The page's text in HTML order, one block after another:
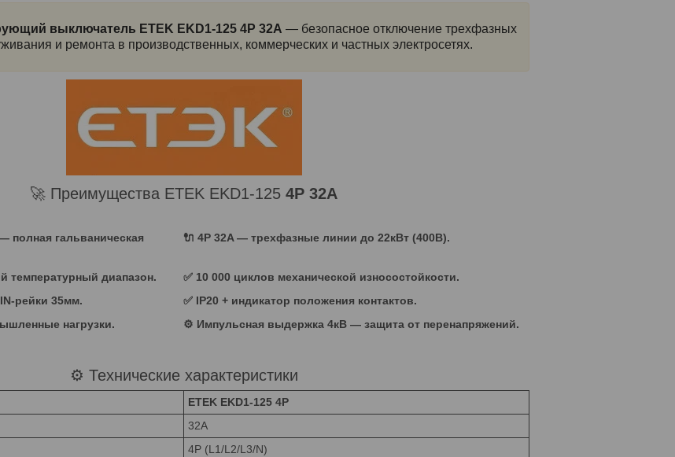
выключатель ETEK EKD1-125 4P 32A — безопасное отключение трехфазных
и ремонта в производственных, коммерческих и частных электросетях.
🚀 Преимущества ETEK EKD1-125 4P 32A
полная гальваническая
🔌 4P 32A— трехфазные линии до 22кВт (400В).
температурный диапазон.
✅ 10 000 циклов механической износостойкости.
рейки 35мм.
✅ IP20 + индикатор положения контактов.
нагрузки.
⚙️ Импульсная выдержка 4кВ — защита от перенапряжений.
⚙️ Технические характеристики
ETEK EKD1-125 4P
32A
4P (L1/L2/L3/N)